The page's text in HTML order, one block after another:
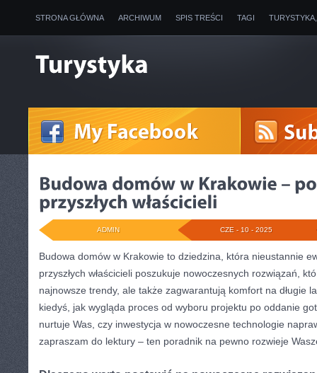
STRONA GŁÓWNA ARCHIWUM SPIS TREŚCI TAGI
CZE - 10 - 2025
ADMIN
Budowa domów w Krakowie to dziedzina, która nieustannie
przyszłych właścicieli poszukuje nowoczesnych rozwiązań,
najnowsze trendy, ale także zagwarantują komfort na długie
kiedyś, jak wygląda proces od wyboru projektu po oddanie
nurtuje Was, czy inwestycja w nowoczesne technologie
zapraszam do lektury – ten poradnik na pewno rozwieje